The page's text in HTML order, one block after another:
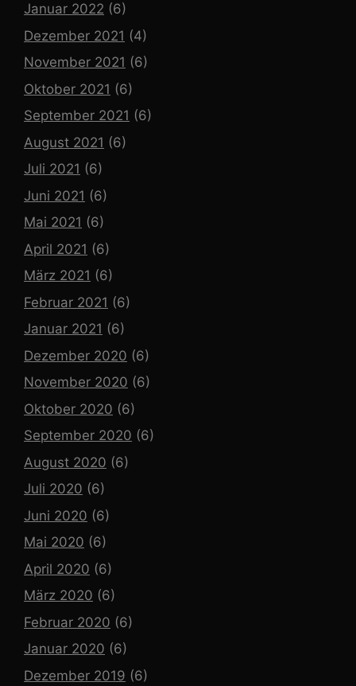
Januar 2022 (6)
Dezember 2021 (4)
November 2021 (6)
Oktober 2021 (6)
September 2021 (6)
August 2021 (6)
Juli 2021 (6)
Juni 2021 (6)
Mai 2021 (6)
April 2021 (6)
März 2021 (6)
Februar 2021 (6)
Januar 2021 (6)
Dezember 2020 (6)
November 2020 (6)
Oktober 2020 (6)
September 2020 (6)
August 2020 (6)
Juli 2020 (6)
Juni 2020 (6)
Mai 2020 (6)
April 2020 (6)
März 2020 (6)
Februar 2020 (6)
Januar 2020 (6)
Dezember 2019 (6)